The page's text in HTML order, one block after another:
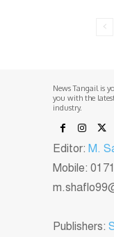
News Tangail is
you with the
industry.
Editor: M.
Mobile:
Publishers: